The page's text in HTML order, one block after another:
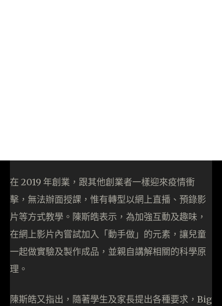
在 2019 年創業，跟其他創業者一樣迎來疫情衝
擊，無法辦面授課，惟有轉型以網上直播、預錄影
片等方式教學。陳斯皓表示，為加強互動及趣味，
在網上影片內嘗試加入「動手做」的元素，讓兒童
一起做實驗及製作成品，並親自講解相關的科學原
理。
陳斯皓又指出，隨著學生及家長提出各種要求，Big